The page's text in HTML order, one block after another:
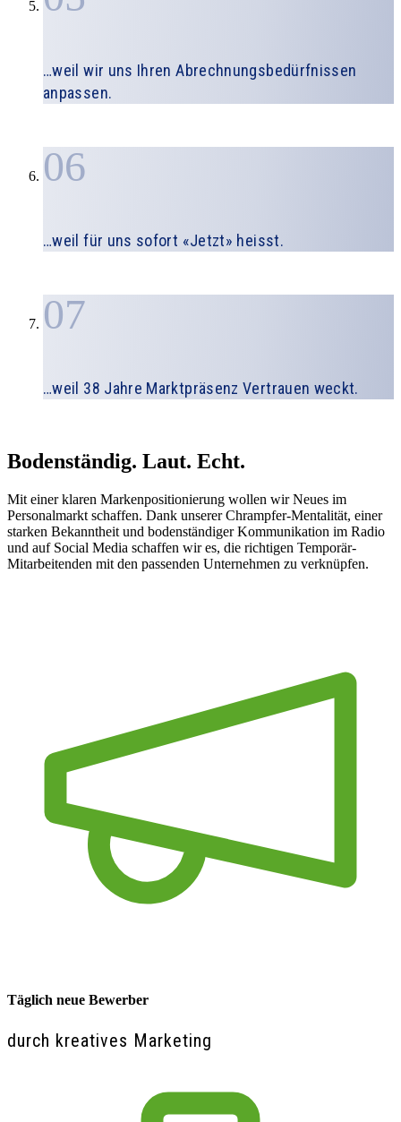
…weil wir uns Ihren Abrechnungsbedürfnissen
anpassen.
06
…weil für uns sofort «Jetzt» heisst.
07
…weil 38 Jahre Marktpräsenz Vertrauen weckt.
Bodenständig. Laut. Echt.
Mit einer klaren Markenpositionierung wollen wir Neues im
Personalmarkt schaffen. Dank unserer Chrampfer-Mentalität, einer
starken Bekanntheit und bodenständiger Kommunikation im Radio
und auf Social Media schaffen wir es, die richtigen Temporär-
Mitarbeitenden mit den passenden Unternehmen zu verknüpfen.
Täglich neue Bewerber
durch kreatives Marketing